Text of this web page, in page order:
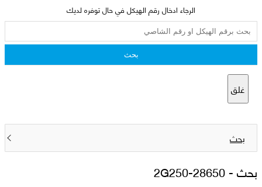
الرجاء ادخال رقم الهيكل في حال توفره لديك
بحث
غلق
بحث
بحث -28650-2G250